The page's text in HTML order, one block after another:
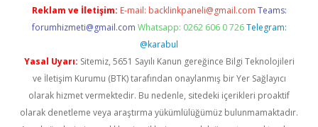
Reklam ve İletişim: E-mail: backlinkpaneli@gmail.com Teams:
forumhizmeti@gmail.com Whatsapp: 0262 606 0 726 Telegram:
@karabul
Yasal Uyarı: Sitemiz, 5651 Sayılı Kanun gereğince Bilgi Teknolojileri
ve İletişim Kurumu (BTK) tarafından onaylanmış bir Yer Sağlayıcı
olarak hizmet vermektedir. Bu nedenle, sitedeki içerikleri proaktif
olarak denetleme veya araştırma yükümlülüğümüz bulunmamaktadır.